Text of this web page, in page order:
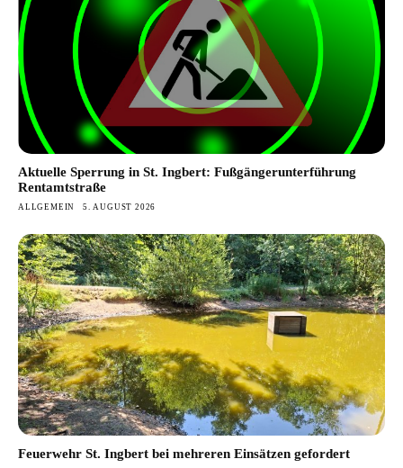
Aktuelle Sperrung in St. Ingbert: Fußgängerunterführung
Rentamtstraße
ALLGEMEIN 5. AUGUST 2026
Feuerwehr St. Ingbert bei mehreren Einsätzen gefordert